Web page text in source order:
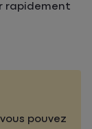
rapidement
pouvez